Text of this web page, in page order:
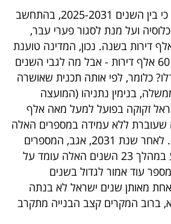
בתכנית עצמה, מופיע כי בין השנים 2025-2031, בהתחשב
ועל מנת לסגור פערי עבר,
זקוקה ל-104 אלף דירות בשנה. נכון, המדינה טוענת
כי הריבוי הטבעי כולל 60 אלף דירות - אבל מה לגבי השנים
כלומר, לפי אותה תכנית שאושרה
בנימין נתניהו (המועצה
זקוקה בפועל למעל מאה אלף
שעוברת ללא עמידה במספרים האלה
- מגדילה את הפערים. לאחר שנת 2031, אגב, המספרים
יגדלו. יוצא כי הממוצע במהלך 23 השנים האלה עומד על
עוד אמור לגדול בשנים
מאותן שנים ישראל לא בנתה
ברוב המקרים קצב הבנייה מתקרב